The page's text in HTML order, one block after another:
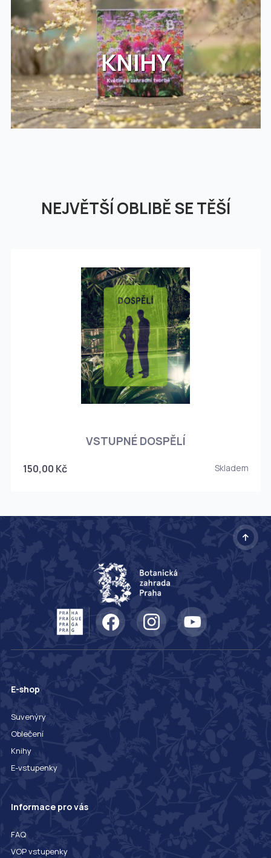
KNIHY
NEJVĚTŠÍ OBLIBĚ SE TĚŠÍ
VSTUPNÉ DOSPĚLÍ
150,00 Kč Skladem
E-shop
Suvenýry
Oblečení
Knihy
E-vstupenky
Informace pro vás
FAQ
VOP vstupenky